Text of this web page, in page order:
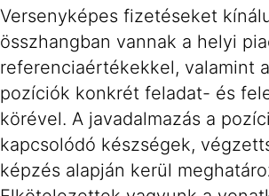
Versenyképes fizetéseket
összhangban vannak a helyi
referenciaértékekkel, valamint
pozíciók konkrét feladat- és
körével. A javadalmazás a
kapcsolódó készségek,
képzés alapján kerül